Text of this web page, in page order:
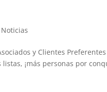
Noticias
y Clientes
¡más personas por